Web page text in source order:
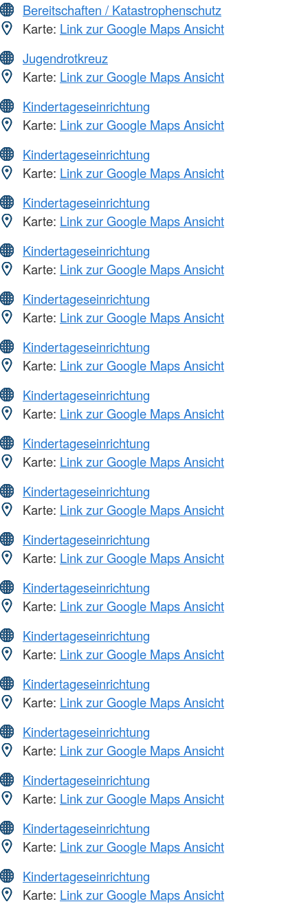
Bereitschaften / Katastrophenschutz
Karte: Link zur Google Maps Ansicht
Jugendrotkreuz
Karte: Link zur Google Maps Ansicht
Kindertageseinrichtung
Karte: Link zur Google Maps Ansicht
Kindertageseinrichtung
Karte: Link zur Google Maps Ansicht
Kindertageseinrichtung
Karte: Link zur Google Maps Ansicht
Kindertageseinrichtung
Karte: Link zur Google Maps Ansicht
Kindertageseinrichtung
Karte: Link zur Google Maps Ansicht
Kindertageseinrichtung
Karte: Link zur Google Maps Ansicht
Kindertageseinrichtung
Karte: Link zur Google Maps Ansicht
Kindertageseinrichtung
Karte: Link zur Google Maps Ansicht
Kindertageseinrichtung
Karte: Link zur Google Maps Ansicht
Kindertageseinrichtung
Karte: Link zur Google Maps Ansicht
Kindertageseinrichtung
Karte: Link zur Google Maps Ansicht
Kindertageseinrichtung
Karte: Link zur Google Maps Ansicht
Kindertageseinrichtung
Karte: Link zur Google Maps Ansicht
Kindertageseinrichtung
Karte: Link zur Google Maps Ansicht
Kindertageseinrichtung
Karte: Link zur Google Maps Ansicht
Kindertageseinrichtung
Karte: Link zur Google Maps Ansicht
Kindertageseinrichtung
Karte: Link zur Google Maps Ansicht